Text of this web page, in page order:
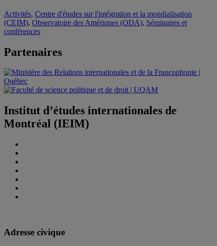
Activités, Centre d'études sur l'intégration et la mondialisation
(CEIM), Observatoire des Amériques (ODA), Séminaires et
conférences
Partenaires
Institut d’études internationales de
Montréal (IEIM)
Adresse civique